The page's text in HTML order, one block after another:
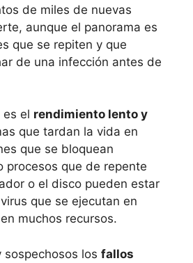
de miles de nuevas
aunque el panorama es
que se repiten y que
de una infección antes de
es el rendimiento lento y
que tardan la vida en
que se bloquean
procesos que de repente
o el disco pueden estar
que se ejecutan en
muchos recursos.
sospechosos los fallos